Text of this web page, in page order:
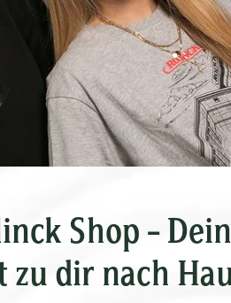
Shop –
zu dir nach